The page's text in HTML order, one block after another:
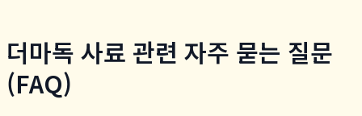
더마독 사료 관련 자주 묻는 질문
(FAQ)